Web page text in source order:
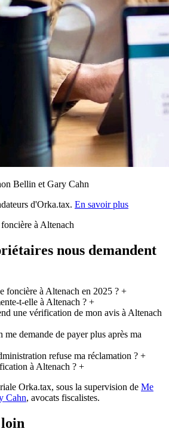
Bellin et Gary Cahn
d'Orka.tax. En savoir plus
à Altenach
nous demandent
foncière à Altenach en 2025 ?+
t-elle à Altenach ?+
une vérification de mon avis à Altenach
demande de payer plus après ma
refuse ma réclamation ?+
à Altenach ?+
Orka.tax, sous la supervision de Me
Cahn, avocats fiscalistes.